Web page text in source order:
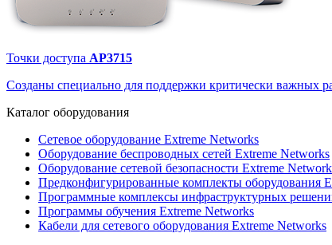
Точки доступа AP3715
Созданы специально для поддержки критически важных
Каталог оборудования
Сетевое оборудование Extreme Networks
Оборудование беспроводных сетей Extreme Networks
Оборудование сетевой безопасности Extreme
Предконфигурированные комплекты оборудования
Программные комплексы инфраструктурных
Программы обучения Extreme Networks
Кабели для сетевого оборудования Extreme Networks